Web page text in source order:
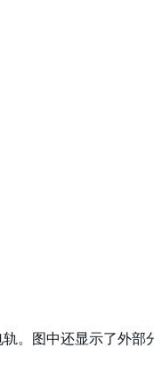
。图中还显示了外